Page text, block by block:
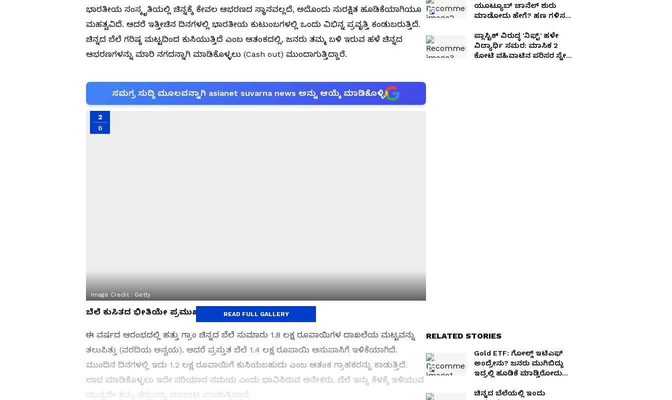
ಭಾರತೀಯ ಸಂಸ್ಕೃತಿಯಲ್ಲಿ ಚಿನ್ನಕ್ಕೆ ಕೇವಲ ಆಭರಣದ ಸ್ಥಾನವಲ್ಲದೆ, ಅದೊಂದು ಸುರಕ್ಷಿತ ಹೂಡಿಕೆಯಾಗಿಯೂ
ಮಹತ್ವವಿದೆ. ಆದರೆ ಇತ್ತೀಚಿನ ದಿನಗಳಲ್ಲಿ ಭಾರತೀಯ ಕುಟುಂಬಗಳಲ್ಲಿ ಒಂದು ವಿಭಿನ್ನ ಪ್ರವೃತ್ತಿ ಕಂಡುಬರುತ್ತಿದೆ.
ಚಿನ್ನದ ಬೆಲೆ ಗರಿಷ್ಠ ಮಟ್ಟದಿಂದ ಕುಸಿಯುತ್ತಿದೆ ಎಂಬ ಆತಂಕದಲ್ಲಿ, ಜನರು ತಮ್ಮ ಬಳಿ ಇರುವ ಹಳೆ ಚಿನ್ನದ
ಆಭರಣಗಳನ್ನು ಮಾರಿ ನಗದನ್ನಾಗಿ ಮಾಡಿಕೊಳ್ಳಲು (Cash out) ಮುಂದಾಗುತ್ತಿದ್ದಾರೆ.
ಸಮಗ್ರ ಸುದ್ದಿ ಮೂಲವನ್ನಾಗಿ asianet suvarna news ಅನ್ನು ಆಯ್ಕೆ ಮಾಡಿಕೊಳ್ಳಿ
2
6
Image Credit : Getty
ಬೆಲೆ ಕುಸಿತದ ಭೀತಿಯೇ ಪ್ರಮುಖ ಕಾರಣ
ಈ ವರ್ಷದ ಆರಂಭದಲ್ಲಿ ಹತ್ತು ಗ್ರಾಂ ಚಿನ್ನದ ಬೆಲೆ ಸುಮಾರು 1.8 ಲಕ್ಷ ರೂಪಾಯಿಗಳ ದಾಖಲೆಯ ಮಟ್ಟವನ್ನು
ತಲುಪಿತ್ತು (ವರದಿಯ ಅನ್ವಯ). ಆದರೆ ಪ್ರಸ್ತುತ ಬೆಲೆ 1.4 ಲಕ್ಷ ರೂಪಾಯಿ ಆಸುಪಾಸಿಗೆ ಇಳಿಕೆಯಾಗಿದೆ.
ಮುಂದಿನ ದಿನಗಳಲ್ಲಿ ಇದು 1.2 ಲಕ್ಷ ರೂಪಾಯಿಗೆ ಕುಸಿಯಬಹುದು ಎಂಬ ಆತಂಕ ಗ್ರಾಹಕರನ್ನು ಕಾಡುತ್ತಿದೆ.
ಲಾಭ ಮಾಡಿಕೊಳ್ಳಲು ಇದೇ ಸರಿಯಾದ ಸಮಯ ಎಂದು ಭಾವಿಸಿರುವ ಅನೇಕರು, ಬೆಲೆ ಇನ್ನು ಕೆಳಕ್ಕೆ ಇಳಿಯುವ
ಮುನ್ನವೇ ತಮ್ಮ ಚಿನ್ನವನ್ನು ಮಾರಾಟ ಮಾಡುತ್ತಿದ್ದಾರೆ.
READ FULL GALLERY
ಯೂಟ್ಯೂಬ್ ಚಾನೆಲ್ ಶುರು
ಮಾಡೋದು ಹೇಗೆ? ಹಣ ಗಳಿಸಲು
ಪ್ಲಾಸ್ಟಿಕ್ ವಿರುದ್ಧ 'ನಿಫ್ಟ್' ಹಳೇ
ವಿದ್ಯಾರ್ಥಿ ಸಮರ: ಮಾಸಿಕ ₹2
ಕೋಟಿ ವಹಿವಾಟಿನ ಪರಿಸರ ಸ್ನೇಹಿ
RELATED STORIES
Gold ETF: ಗೋಲ್ಡ್ ಇಟಿಎಫ್
ಅಂದ್ರೇನು? ಜನರು ಮುಗಿಬಿದ್ದು
ಇದ್ರಲ್ಲಿ ಹೂಡಿಕೆ ಮಾಡ್ತಿರೋದು
ಚಿನ್ನದ ಬೆಲೆಯಲ್ಲಿ ಇಂದು